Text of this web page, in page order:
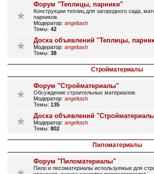
Форум "Теплицы, парники"
Конструкции теплиц для загородного сада,
парников.
Модератор: angeltash
Темы: 42
Доска объявлений "Теплицы,
Модератор: angeltash
Темы: 38
Стройматериалы
Форум "Стройматериалы"
Обсуждение строительных материалов.
Модератор: angeltash
Темы: 135
Доска объявлений
Модератор: angeltash
Темы: 802
Пиломатериалы
Форум "Пиломатериалы"
Пило и лесоматериалы используемые для